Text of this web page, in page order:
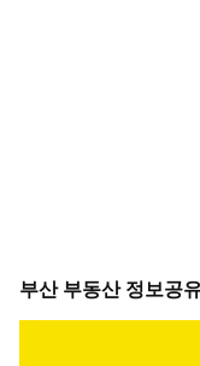
부산 부동산 정보공